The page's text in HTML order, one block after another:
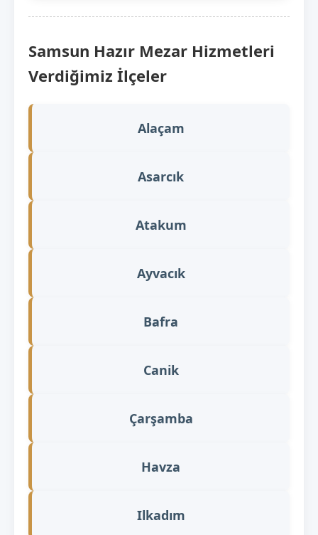
Samsun Hazır Mezar Hizmetleri
Verdiğimiz İlçeler
Alaçam
Asarcık
Atakum
Ayvacık
Bafra
Canik
Çarşamba
Havza
Ilkadım